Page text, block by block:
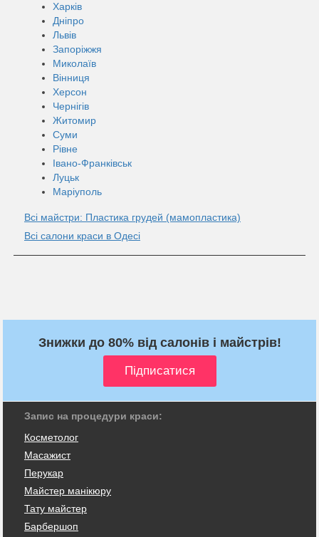
Харків
Дніпро
Львів
Запоріжжя
Миколаїв
Вінниця
Херсон
Чернігів
Житомир
Суми
Рівне
Івано-Франківськ
Луцьк
Маріуполь
Всі майстри: Пластика грудей (мамопластика)
Всі салони краси в Одесі
Знижки до 80% від салонів і майстрів!
Запис на процедури краси:
Косметолог
Масажист
Перукар
Майстер манікюру
Тату майстер
Барбершоп